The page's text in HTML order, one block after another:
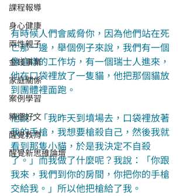
課程報導
身心健康
兩性親子
金錢事業
家庭關係
案例學習
精選好文
醒覺教育
醒覺新思維論壇
有時候人們會威脅你，因為他們站在死
亡那一邊，舉個例子來說，我們有一個
像這樣的工作坊，有一個瑞士人進來，
他在口袋裡放了一隻貓，他把那個貓放
到團體裡面跑。
他說：「我昨天到墳場去，口袋裡放著
我的手槍，我想要槍殺自己，然後我就
看到那隻小貓，於是我決定不自殺
了。」而我做了什麼呢？我說：「你跟
我來，我們到你的房間，你把你的手槍
交給我。」所以他把槍給了我。